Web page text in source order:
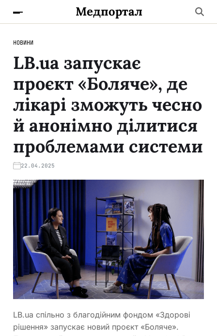
Медпортал
НОВИНИ
LB.ua запускає
проєкт «Боляче», де
лікарі зможуть чесно
й анонімно ділитися
проблемами системи
22.04.2025
LB.ua спільно з благодійним фондом «Здорові
рішення» запускає новий проєкт «Боляче».